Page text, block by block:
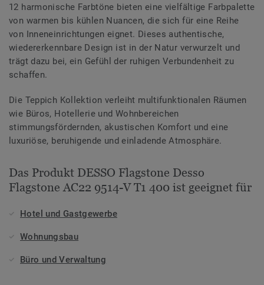
12 harmonische Farbtöne bieten eine vielfältige Farbpalette
von warmen bis kühlen Nuancen, die sich für eine Reihe
von Inneneinrichtungen eignet. Dieses authentische,
wiedererkennbare Design ist in der Natur verwurzelt und
trägt dazu bei, ein Gefühl der ruhigen Verbundenheit zu
schaffen.
Die Teppich Kollektion verleiht multifunktionalen Räumen
wie Büros, Hotellerie und Wohnbereichen
stimmungsfördernden, akustischen Komfort und eine
luxuriöse, beruhigende und einladende Atmosphäre.
Das Produkt DESSO Flagstone Desso
Flagstone AC22 9514-V T1 400 ist geeignet für
Hotel und Gastgewerbe
Wohnungsbau
Büro und Verwaltung